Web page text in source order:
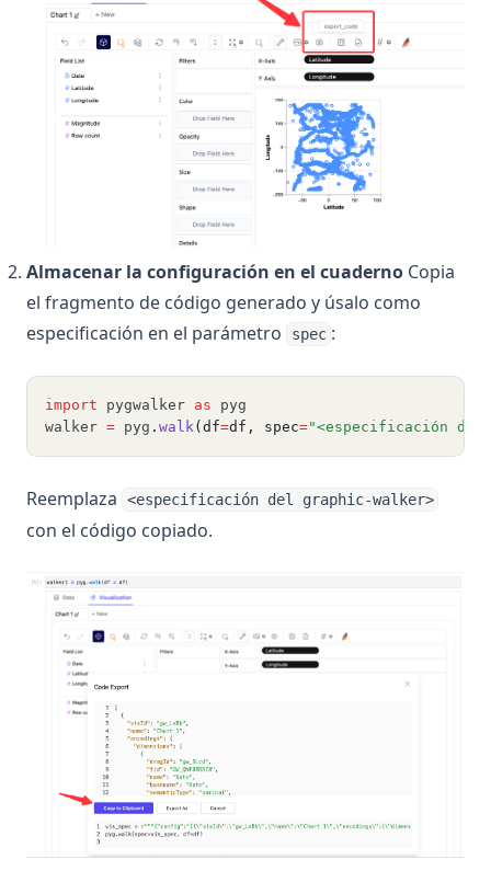
Almacenar la configuración en el cuaderno Copia
el fragmento de código generado y úsalo como
especificación en el parámetro
spec :
import pygwalker as pyg
walker = pyg . walk(df=df, spec="<especificación del
Reemplaza <especificación del graphic-walker>
con el código copiado.